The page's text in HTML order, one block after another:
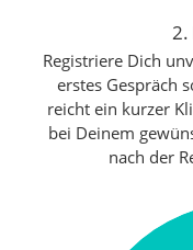
2.
Registriere Dich
erstes Gespräch
reicht ein kurzer
bei Deinem
nach der